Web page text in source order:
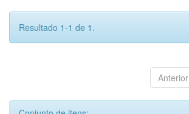
Resultado 1-1 de 1.
Anterior